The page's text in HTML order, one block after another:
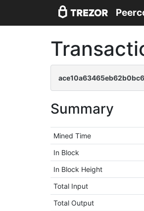
Summary
Mined Time
In Block
In Block Height
Total Input
Total Output